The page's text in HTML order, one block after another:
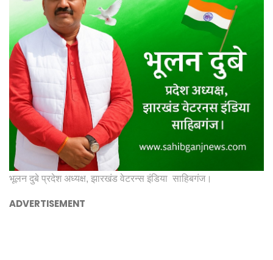
भूलन दुबे प्रदेश अध्यक्ष, झारखंड वेटरन्स इंडिया साहिबगंज।
ADVERTISEMENT